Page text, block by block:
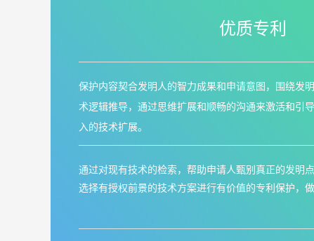
优质专利
保护内容契合发明人的智力成果和 申请意图，围绕发
术逻辑推导，通过思维扩展和顺畅的沟通来激活和引
入的技术扩展。
通过对现有技术的检索，帮助申请人甄别真正的发明
选择有授权前景的技术方案进行有价值的专利保护，做